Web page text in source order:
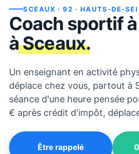
SCEAUX · 92 · HAUTS-DE-
Coach sportif
àSceaux.
Un enseignant en activité
déplace chez vous, partout à
séance d'une heure pensée
€ après crédit d'impôt,
Être rappelé